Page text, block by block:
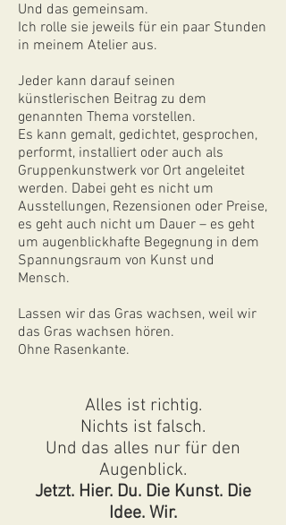
Und das gemeinsam.
Ich rolle sie jeweils für ein paar Stunden
in meinem Atelier aus.
Jeder kann darauf seinen
künstlerischen Beitrag zu dem
genannten Thema vorstellen.
Es kann gemalt, gedichtet, gesprochen,
performt, installiert oder auch als
Gruppenkunstwerk vor Ort angeleitet
werden. Dabei geht es nicht um
Ausstellungen, Rezensionen oder Preise,
es geht auch nicht um Dauer – es geht
um augenblickhafte Begegnung in dem
Spannungsraum von Kunst und
Mensch.
Lassen wir das Gras wachsen, weil wir
das Gras wachsen hören.
Ohne Rasenkante.
Alles ist richtig.
Nichts ist falsch.
Und das alles nur für den
Augenblick.
Jetzt. Hier. Du. Die Kunst. Die
Idee. Wir.